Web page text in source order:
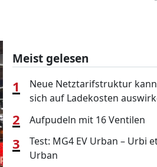
Meist gelesen
1
Neue Netztarifstruktur kann
sich auf Ladekosten
2 Aufpudeln mit 16 Ventilen
3
Test: MG4 EV Urban – Urbi
Urban